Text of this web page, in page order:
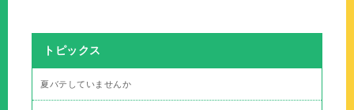
トピックス
夏バテしていませんか